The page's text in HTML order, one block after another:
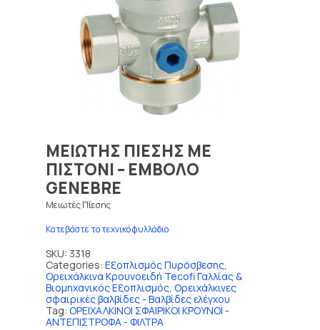
ΜΕΙΩΤΗΣ ΠΙΕΣΗΣ ΜΕ
ΠΙΣΤΟΝΙ – ΕΜΒΟΛΟ
GENEBRE
Μειωτές Πίεσης
Κατεβάστε το τεχνικό φυλλάδιο
SKU: 3318
Categories: Εξοπλισμός Πυρόσβεσης,
Ορειχάλκινα Κρουνοειδή Tecofi Γαλλίας &
Βιομηχανικός Εξοπλισμός, Ορειχάλκινες
σφαιρικές βαλβίδες - Βαλβίδες ελέγχου
Tag: ΟΡΕΙΧΑΛΚΙΝΟΙ ΣΦΑΙΡΙΚΟΙ ΚΡΟΥΝΟΙ -
ΑΝΤΕΠΙΣΤΡΟΦΑ - ΦΙΛΤΡΑ